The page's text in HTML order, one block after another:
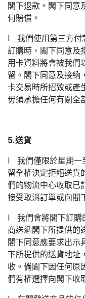
閣下退款。閣下同意
何賠償。
l 我們使用第三方付
訂購時，閣下同意及
用卡資料將會被我們
留。閣下同意及接納
卡交易時所招致或產
毋須承擔任何有關全
5.送貨
l 我們僅限於星期一
留全權決定拒絕送貨
們的物流中心收取已
接受取消訂單或向閣
l 我們會將閣下訂購
商送遞閣下所提供的
閣下同意應要求出示
下所提供的送貨地址
收。倘閣下因任何原
們有權選擇向閣下收